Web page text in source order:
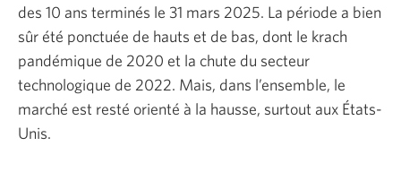
des 10 ans terminés le 31 mars 2025. La période a bien
sûr été ponctuée de hauts et de bas, dont le krach
pandémique de 2020 et la chute du secteur
technologique de 2022. Mais, dans l’ensemble, le
marché est resté orienté à la hausse, surtout aux États-
Unis.